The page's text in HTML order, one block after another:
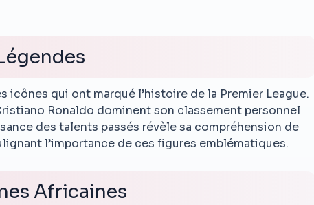
icônes qui ont marqué l’histoire de la Premier League.
Ronaldo dominent son classement personnel
des talents passés révèle sa compréhension de
l’importance de ces figures emblématiques.
Africaines